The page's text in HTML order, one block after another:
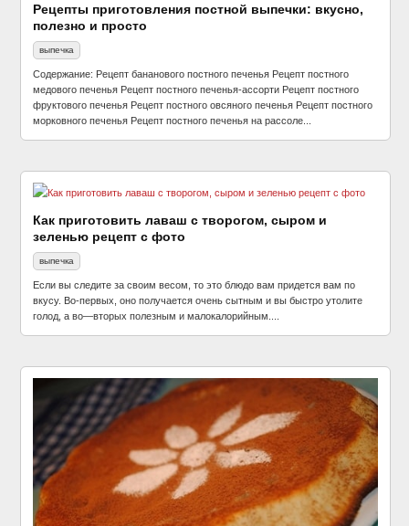
Рецепты приготовления постной выпечки: вкусно,
полезно и просто
выпечка
Содержание: Рецепт бананового постного печенья Рецепт постного
медового печенья Рецепт постного печенья-ассорти Рецепт постного
фруктового печенья Рецепт постного овсяного печенья Рецепт постного
морковного печенья Рецепт постного печенья на рассоле...
Как приготовить лаваш с творогом, сыром и
зеленью рецепт с фото
выпечка
Если вы следите за своим весом, то это блюдо вам придется вам по
вкусу. Во-первых, оно получается очень сытным и вы быстро утолите
голод, а во—вторых полезным и малокалорийным....